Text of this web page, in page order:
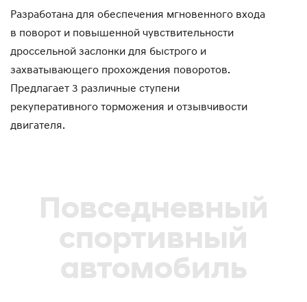
Разработана для обеспечения мгновенного входа
в поворот и повышенной чувствительности
дроссельной заслонки для быстрого и
захватывающего прохождения поворотов.
Предлагает 3 различные ступени
рекуперативного торможения и отзывчивости
двигателя.
Повседневный
спортивный
автомобиль